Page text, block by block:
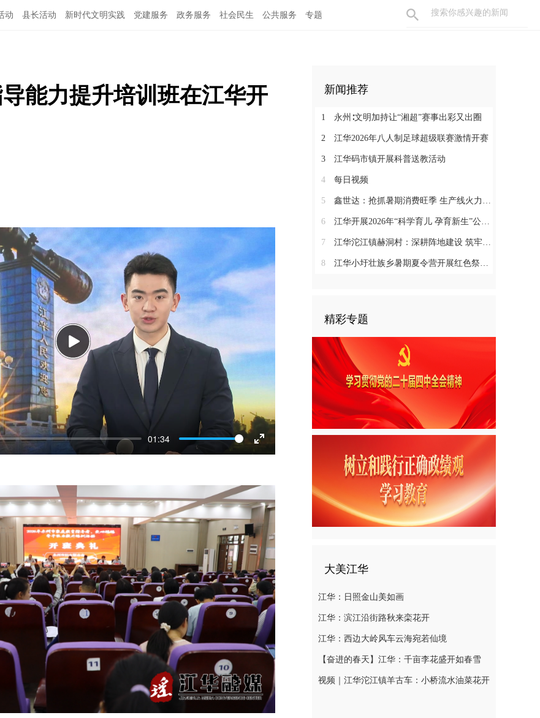
动 县长活动 新时代文明实践 党建服务 政务服务 社会民生 公共服务 专题
能力提升培训班在江华开
01:34
Enter
Play
新闻推荐
1 永州∶文明加持让“湘超”赛事出彩又出圈
2 江华2026年八人制足球超级联赛激情开赛
3 江华码市镇开展科普送教活动
4 每日视频
5 鑫世达：抢抓暑期消费旺季 生产线火力全开
6 江华开展2026年“科学育儿 孕育新生”公益活动
7 江华沱江镇赫洞村：深耕阵地建设 筑牢党建根基
8 江华小圩壮族乡暑期夏令营开展红色祭扫研学活动
精彩专题
大美江华
江华：日照金山美如画
江华：滨江沿街路秋来栾花开
江华：西边大岭风车云海宛若仙境
【奋进的春天】江华：千亩李花盛开如春雪
视频｜江华沱江镇羊古车：小桥流水油菜花开